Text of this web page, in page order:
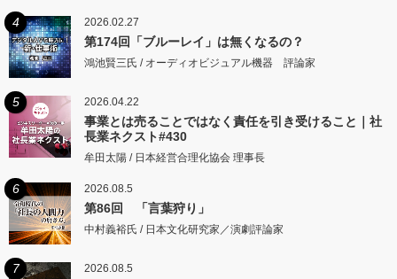
4 2026.02.27
第174回「ブルーレイ」は無くなるの？
鴻池賢三氏 / オーディオビジュアル機器 評論家
5 2026.04.22
事業とは売ることではなく責任を引き受けること｜社
長業ネクスト#430
牟田太陽 / 日本経営合理化協会 理事長
6 2026.08.5
第86回 「言葉狩り」
中村義裕氏 / 日本文化研究家／演劇評論家
7 2026.08.5